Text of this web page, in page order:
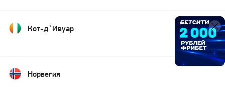
Кот-д`Ивуар
Норвегия